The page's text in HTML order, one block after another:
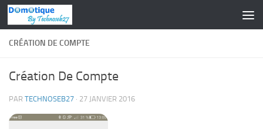
Skip to content
CRÉATION DE COMPTE
Création De Compte
PAR TECHNOSEB27 · 27 JANVIER 2016